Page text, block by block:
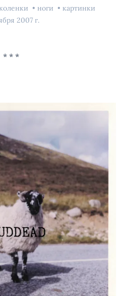
ноги
картинки
2007 г.